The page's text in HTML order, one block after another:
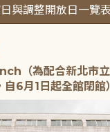
與調整開放日一覽
（為配合新北市立
6月1日起全館閉館）